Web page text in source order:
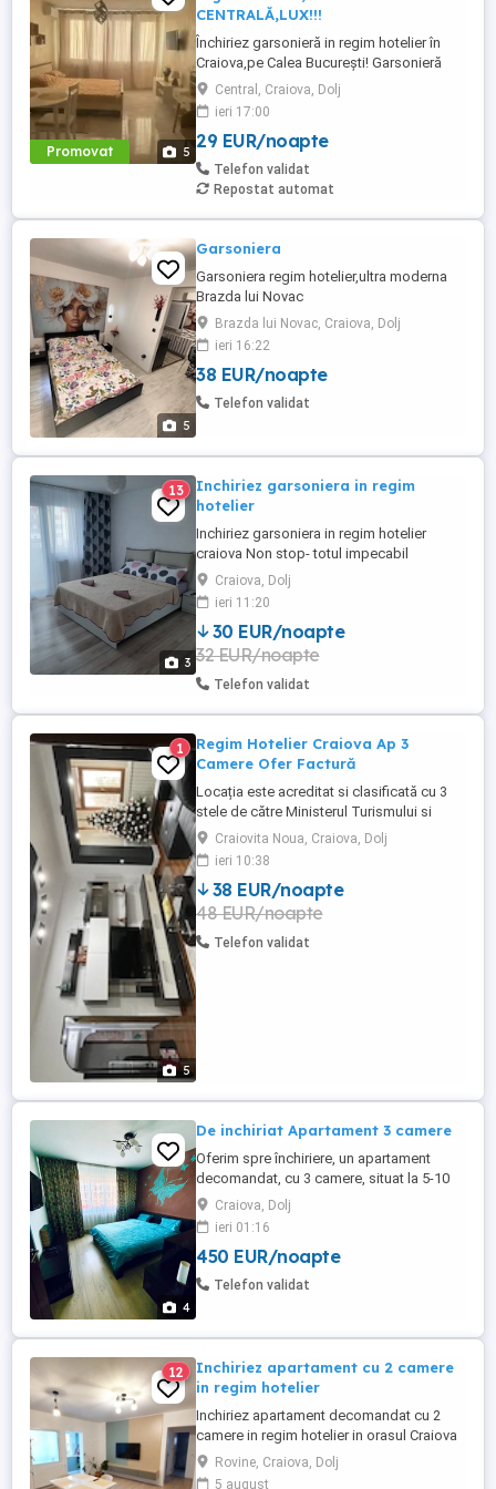
Promovat 5
CENTRALĂ,LUX!!!
Închiriez garsonieră in regim hotelier în
Craiova,pe Calea București! Garsonieră
este renovată recent și este complet
mobilată și echipată cu AC,WI-Fi,smart TV
cu programe tv,pat de 1,60 200cm cu
saltea cu spumă de memorie,bucătărie
echipată cu plita electrică,hotă,frigider cu
congelator,cafetiera,prăjitor ...
Central, Craiova, Dolj
ieri 17:00
29 EUR/noapte
Telefon validat
Repostat automat
5
Garsoniera
Garsoniera regim hotelier,ultra moderna
Brazda lui Novac
Brazda lui Novac, Craiova, Dolj
ieri 16:22
38 EUR/noapte
Telefon validat
3
13
Inchiriez garsoniera in regim
hotelier
Inchiriez garsoniera in regim hotelier
craiova Non stop- totul impecabil
Craiova, Dolj
ieri 11:20
30 EUR/noapte
32 EUR/noapte
Telefon validat
5
1
Regim Hotelier Craiova Ap 3
Camere Ofer Factură
Locația este acreditat si clasificată cu 3
stele de către Ministerul Turismului si
Antreprenoriatului din România si respectă
standardele de calitate și confort Pentru
rezervările de mai multe nopți,ofer
schimbul prosopelor curate si al lenjeriei
de pat în timpul sejurului Închiriez
apartament cu trei ...
Craiovita Noua, Craiova, Dolj
ieri 10:38
38 EUR/noapte
48 EUR/noapte
Telefon validat
4
De inchiriat Apartament 3 camere
Oferim spre închiriere, un apartament
decomandat, cu 3 camere, situat la 5-10
min de ElectroputereMall, Kaufland, Lidl,
parcul Puskin. Distanță față de Centrul
vechi al orașului este de 2 km (aprox. 6
min cu autoturismul, 25 min mers pe jos).
Sufragerie, două dormitoare, o baie,
Craiova, Dolj
ieri 01:16
450 EUR/noapte
Telefon validat
12
Inchiriez apartament cu 2 camere
in regim hotelier
Inchiriez apartament decomandat cu 2
camere in regim hotelier in orasul Craiova
la 6 min (aproximatix 2 km) de mers cu
masina de centrul vechi al orasului.
Rovine, Craiova, Dolj
5 august